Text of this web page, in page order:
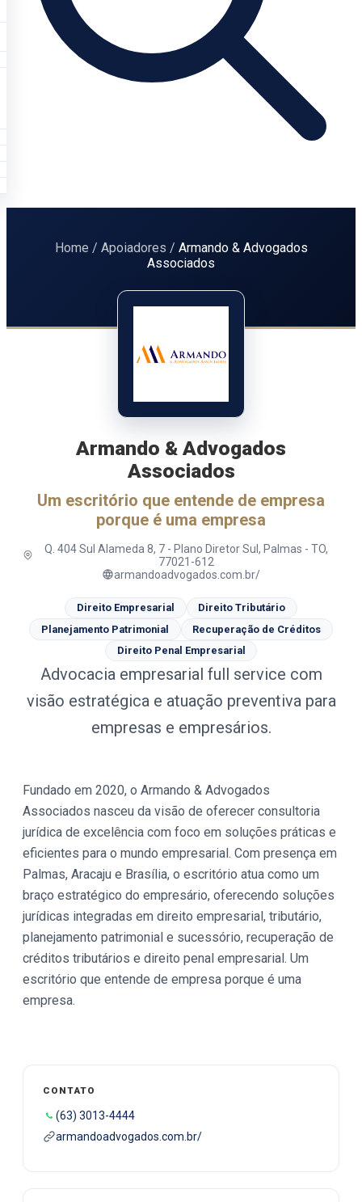
Home / Apoiadores / Armando & Advogados
Associados
Armando & Advogados
Associados
Um escritório que entende de empresa
porque é uma empresa
Q. 404 Sul Alameda 8, 7 - Plano Diretor Sul, Palmas - TO,
77021-612
armandoadvogados.com.br/
Direito Empresarial
Direito Tributário
Planejamento Patrimonial
Recuperação de Créditos
Direito Penal Empresarial
Advocacia empresarial full service com
visão estratégica e atuação preventiva para
empresas e empresários.
Fundado em 2020, o Armando & Advogados
Associados nasceu da visão de oferecer consultoria
jurídica de excelência com foco em soluções práticas e
eficientes para o mundo empresarial. Com presença em
Palmas, Aracaju e Brasília, o escritório atua como um
braço estratégico do empresário, oferecendo soluções
jurídicas integradas em direito empresarial, tributário,
planejamento patrimonial e sucessório, recuperação de
créditos tributários e direito penal empresarial. Um
escritório que entende de empresa porque é uma
empresa.
CONTATO
(63) 3013-4444
armandoadvogados.com.br/